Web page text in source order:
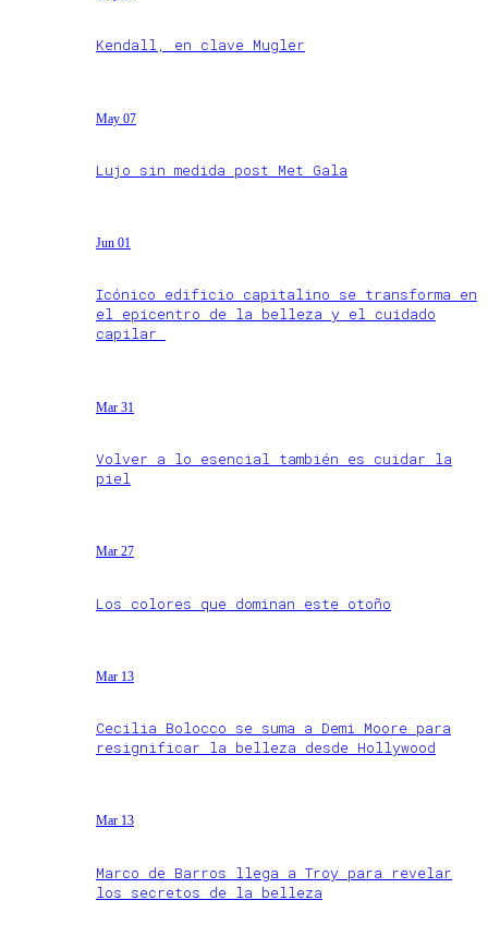
Kendall, en clave Mugler
May 07
Lujo sin medida post Met Gala
Jun 01
Icónico edificio capitalino se transforma en
el epicentro de la belleza y el cuidado
capilar
Mar 31
Volver a lo esencial también es cuidar la
piel
Mar 27
Los colores que dominan este otoño
Mar 13
Cecilia Bolocco se suma a Demi Moore para
resignificar la belleza desde Hollywood
Mar 13
Marco de Barros llega a Troy para revelar
los secretos de la belleza